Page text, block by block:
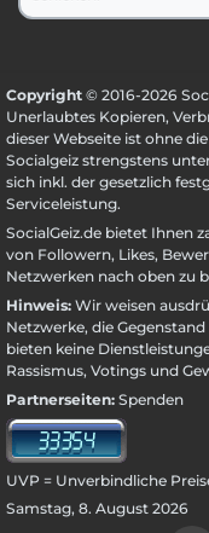
Copyright © 2016-2026
Unerlaubtes Kopieren,
dieser Webseite ist ohne
Socialgeiz strengstens
sich inkl. der gesetzlich
Serviceleistung.
SocialGeiz.de bietet Ihnen
von Followern, Likes,
Netzwerken nach oben zu
Hinweis: Wir weisen
Netzwerke, die
bieten keine
Rassismus, Votings und
Partnerseiten: Spenden
UVP = Unverbindliche
Samstag, 8. August 2026